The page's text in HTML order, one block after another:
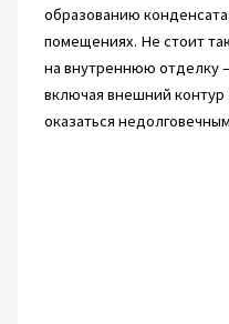
образованию
помещениях. Не стоит
на внутреннюю отделку
включая внешний
оказаться